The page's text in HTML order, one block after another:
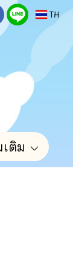
TH
ติม